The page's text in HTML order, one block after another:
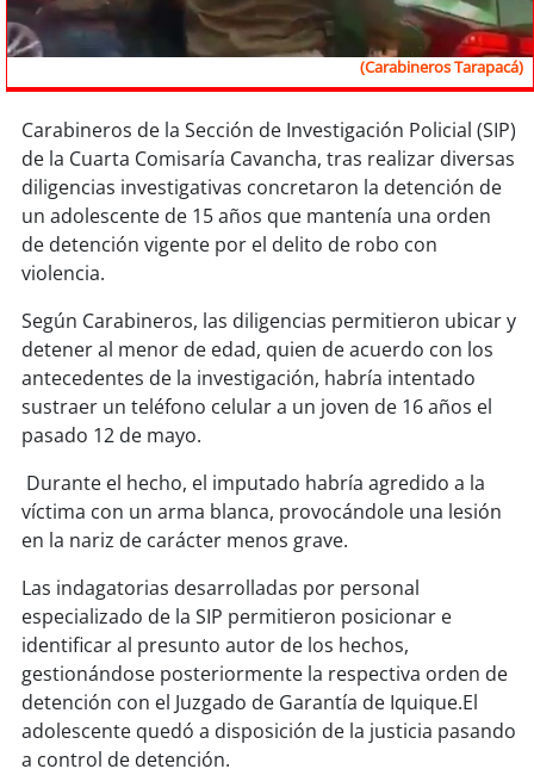
soyarica
soyiquique
soycalama
soyantofagasta
soycopiapó
soyvalparaíso
soyquillota
soy sanantonio
soychillán
soysancarlos
soytalcahuano
soyconcepción
soycoronel
(Carabineros Tarapacá)
Carabineros de la Sección de Investigación Policial (SIP)
de la Cuarta Comisaría Cavancha, tras realizar diversas
diligencias investigativas concretaron la detención de
un adolescente de 15 años que mantenía una orden
de detención vigente por el delito de robo con
violencia.
Según Carabineros, las diligencias permitieron ubicar y
detener al menor de edad, quien de acuerdo con los
antecedentes de la investigación, habría intentado
sustraer un teléfono celular a un joven de 16 años el
pasado 12 de mayo.
Durante el hecho, el imputado habría agredido a la
víctima con un arma blanca, provocándole una lesión
en la nariz de carácter menos grave.
Las indagatorias desarrolladas por personal
especializado de la SIP permitieron posicionar e
identificar al presunto autor de los hechos,
gestionándose posteriormente la respectiva orden de
detención con el Juzgado de Garantía de Iquique.El
adolescente quedó a disposición de la justicia pasando
a control de detención.